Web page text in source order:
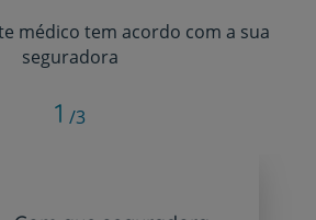
médico tem acordo com a sua
seguradora
1 /3